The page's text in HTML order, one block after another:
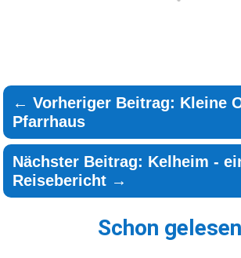
←Vorheriger Beitrag: Kleine
Pfarrhaus
Nächster Beitrag: Kelheim -
Reisebericht →
Schon